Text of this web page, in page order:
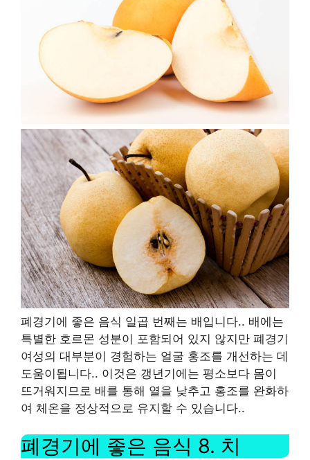
폐경기에 좋은 음식 일곱 번째는 배입니다.. 배에는
특별한 호르몬 성분이 포함되어 있지 않지만 폐경기
여성의 대부분이 경험하는 얼굴 홍조를 개선하는 데
도움이됩니다.. 이것은 갱년기에는 평소보다 몸이
뜨거워지므로 배를 통해 열을 낮추고 홍조를 완화하
여 체온을 정상적으로 유지할 수 있습니다..
폐경기에 좋은 음식 8. 치